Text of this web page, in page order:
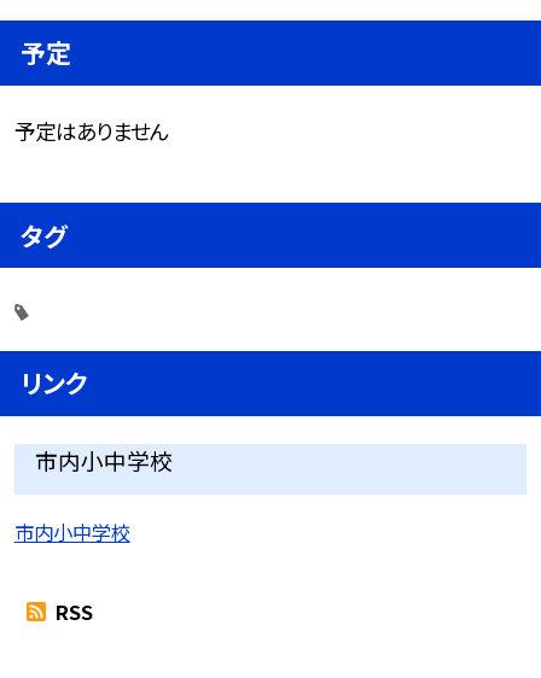
予定
予定はありません
タグ
リンク
市内小中学校
市内小中学校
RSS